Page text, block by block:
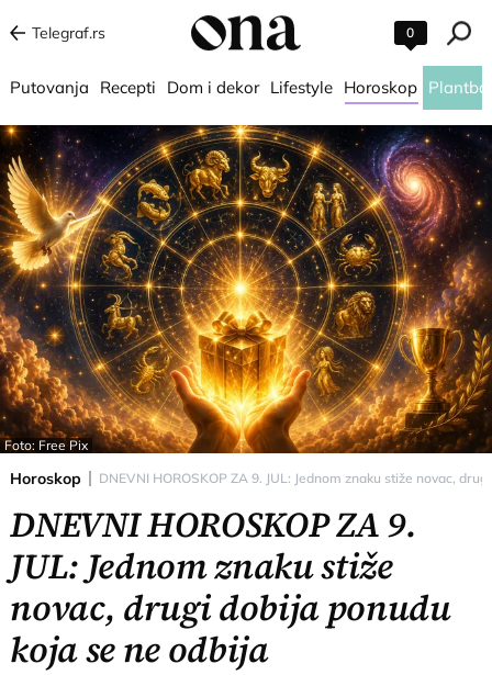
Telegraf.rs 0
Putovanja Recepti Dom i dekor Lifestyle Horoskop
Foto: Free Pix
Horoskop DNEVNI HOROSKOP ZA 9. JUL: Jednom znaku stiže novac,
DNEVNI HOROSKOP ZA 9.
JUL: Jednom znaku stiže
novac, drugi dobija ponudu
koja se ne odbija